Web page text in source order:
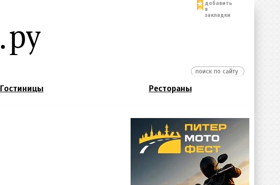
добавить
в
закладки
Гостиницы Рестораны